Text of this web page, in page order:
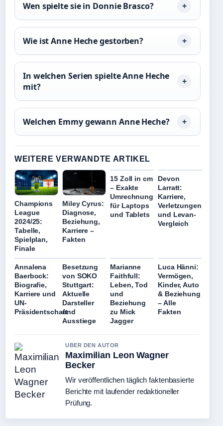
Wen spielte sie in Donnie Brasco?
Wie ist Anne Heche gestorben?
In welchen Serien spielte Anne Heche
mit?
Welchen Emmy gewann Anne Heche?
WEITERE VERWANDTE ARTIKEL
Champions
League
2024/25:
Tabelle,
Spielplan,
Finale
Miley Cyrus:
Diagnose,
Beziehung,
Karriere –
Fakten
15 Zoll in cm
– Exakte
Umrechnung
für Laptops
und Tablets
Devon
Larratt:
Karriere,
Verletzungen
und Levan-
Vergleich
Annalena
Baerbock:
Biografie,
Karriere und
UN-
Präsidentschaft
Besetzung
von SOKO
Stuttgart:
Aktuelle
Darsteller
und
Ausstiege
Marianne
Faithfull:
Leben, Tod
und
Beziehung
zu Mick
Jagger
Luca Hänni:
Vermögen,
Kinder, Auto
& Beziehung
– Alle
Fakten
UBER DEN AUTOR
Maximilian Leon Wagner
Becker
Wir veröffentlichen täglich faktenbasierte
Berichte mit laufender redaktioneller
Prüfung.